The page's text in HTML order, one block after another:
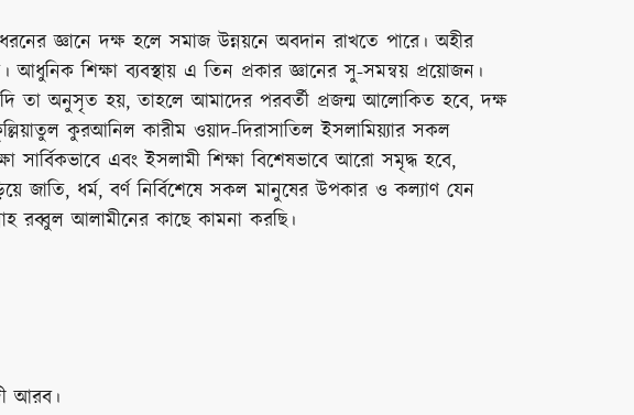
জ্ঞানে দক্ষ হলে সমাজ উন্নয়নে অবদান রাখতে পারে। অহীর
আধুনিক শিক্ষা ব্যবস্থায় এ তিন প্রকার জ্ঞানের সু-সমন্বয় প্রয়োজন।
যদি তা অনুসৃত হয়, তাহলে আমাদের পরবর্তী প্রজন্ম আলোকিত হবে, দক্ষ
কুরআনিল কারীম ওয়াদ-দিরাসাতিল ইসলামিয়্যার সকল
সার্বিকভাবে এবং ইসলামী শিক্ষা বিশেষভাবে আরো সমৃদ্ধ হবে,
জাতি, ধর্ম, বর্ণ নির্বিশেষে সকল মানুষের উপকার ও কল্যাণ যেন
রব্বুল আলামীনের কাছে কামনা করছি।
আরব।